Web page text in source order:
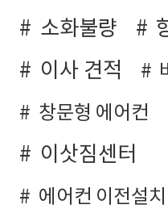
소화불량
이사 견적
창문형 에어컨
이삿짐센터
에어컨 이전설